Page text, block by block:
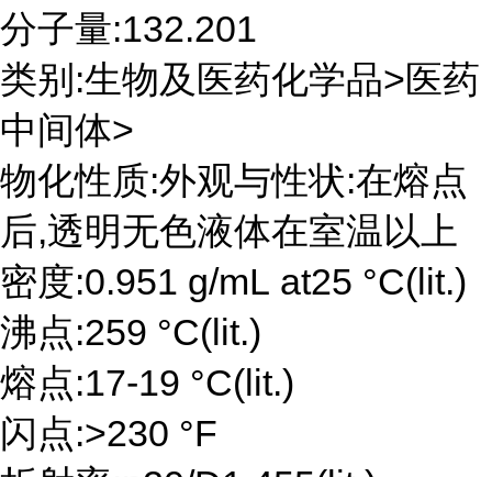
分子量:132.201
类别:生物及医药化学品>医药
中间体>
物化性质:外观与性状:在熔点
后,透明无色液体在室温以上
密度:0.951 g/mL at25 °C(lit.)
沸点:259 °C(lit.)
熔点:17-19 °C(lit.)
闪点:>230 °F